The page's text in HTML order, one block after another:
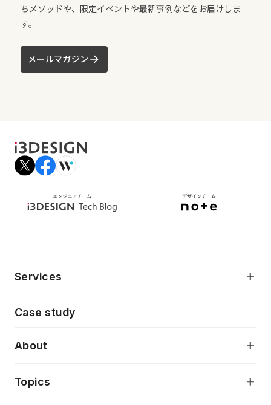
ちメソッドや、限定イベントや最新事例などをお届けしま
す。
メールマガジン
Services
AI駆動開発支援
デジタルプロダクトデザイン
デザインシステム構築支援
Case study
About
当社が目指しているもの
Topics